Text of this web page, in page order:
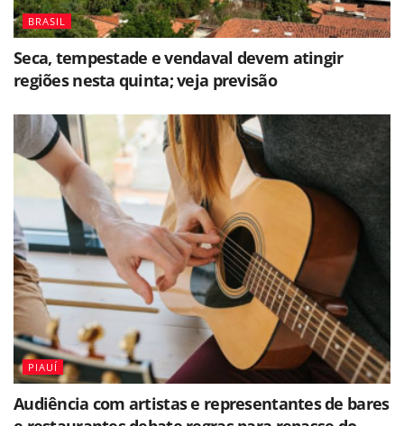
BRASIL
Seca, tempestade e vendaval devem atingir
regiões nesta quinta; veja previsão
PIAUÍ
Audiência com artistas e representantes de bares